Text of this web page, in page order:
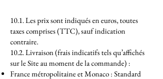
10.1. Les prix sont indiqués en euros, toutes
taxes comprises (TTC), sauf indication
contraire.
10.2. Livraison (frais indicatifs tels qu’affichés
sur le Site au moment de la commande) :
France métropolitaine et Monaco : Standard